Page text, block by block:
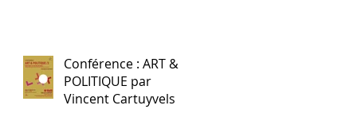
Conférence : ART &
POLITIQUE par
Vincent Cartuyvels